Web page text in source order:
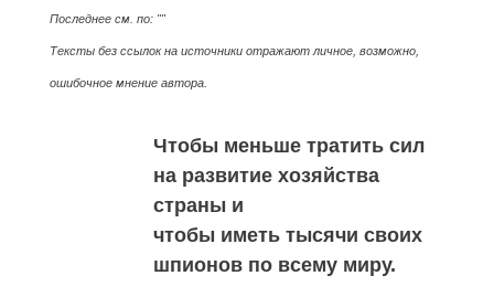
Последнее см. по: ""
Тексты без ссылок на источники отражают личное, возможно,
ошибочное мнение автора.
Чтобы меньше тратить сил
на развитие хозяйства
страны и
чтобы иметь тысячи своих
шпионов по всему миру.